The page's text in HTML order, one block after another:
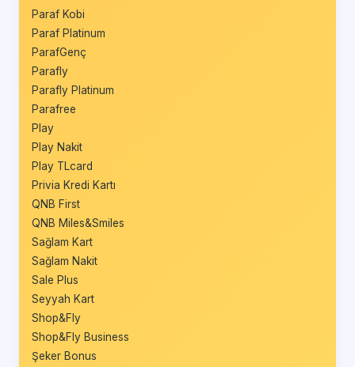
Paraf Kobi
Paraf Platinum
ParafGenç
Parafly
Parafly Platinum
Parafree
Play
Play Nakit
Play TLcard
Privia Kredi Kartı
QNB First
QNB Miles&Smiles
Sağlam Kart
Sağlam Nakit
Sale Plus
Seyyah Kart
Shop&Fly
Shop&Fly Business
Şeker Bonus